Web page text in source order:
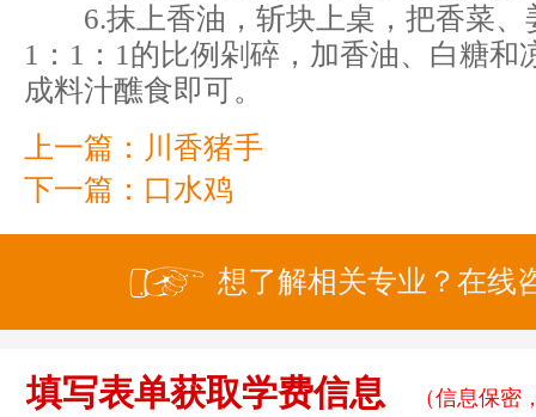
6.抹上香油，斩块上桌，把香菜、
1：1：1的比例剁碎，加香油、白糖和
成料汁醮食即可。
上一篇： 川香猪手
下一篇： 口水鸡
想了解相关专业？在线
填写表单获取学费信息 （信息保密